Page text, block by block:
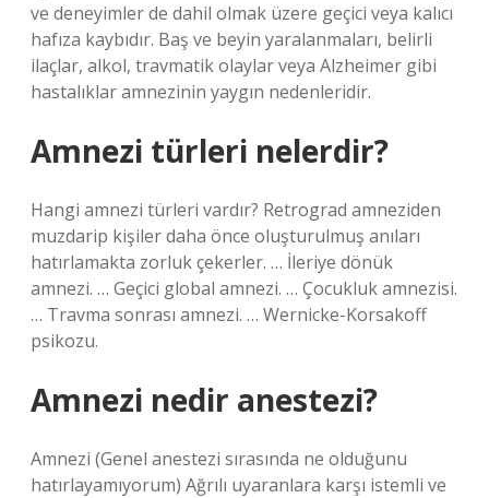
ve deneyimler de dahil olmak üzere geçici veya kalıcı
hafıza kaybıdır. Baş ve beyin yaralanmaları, belirli
ilaçlar, alkol, travmatik olaylar veya Alzheimer gibi
hastalıklar amnezinin yaygın nedenleridir.
Amnezi türleri nelerdir?
Hangi amnezi türleri vardır? Retrograd amneziden
muzdarip kişiler daha önce oluşturulmuş anıları
hatırlamakta zorluk çekerler. … İleriye dönük
amnezi. … Geçici global amnezi. … Çocukluk amnezisi.
… Travma sonrası amnezi. … Wernicke-Korsakoff
psikozu.
Amnezi nedir anestezi?
Amnezi (Genel anestezi sırasında ne olduğunu
hatırlayamıyorum) Ağrılı uyaranlara karşı istemli ve